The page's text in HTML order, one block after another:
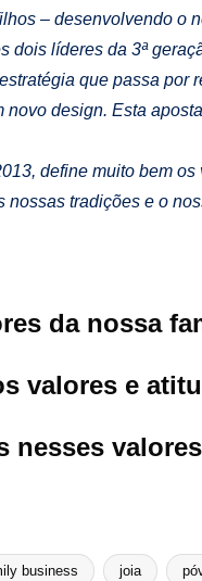
– desenvolvendo o
dois líderes da 3ª
que passa por
design. Esta
define muito bem
tradições e o
da nossa
valores e
business joia